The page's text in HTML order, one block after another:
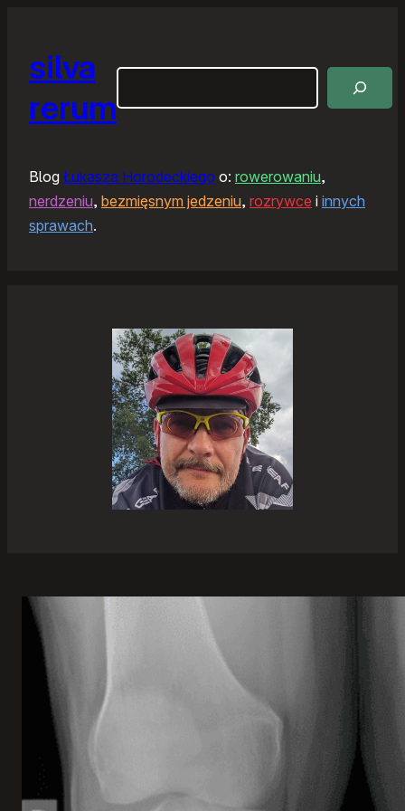
silva
rerum
Blog Łukasza Horodeckiego o: rowerowaniu,
nerdzeniu, bezmięsnym jedzeniu, rozrywce i innych
sprawach.